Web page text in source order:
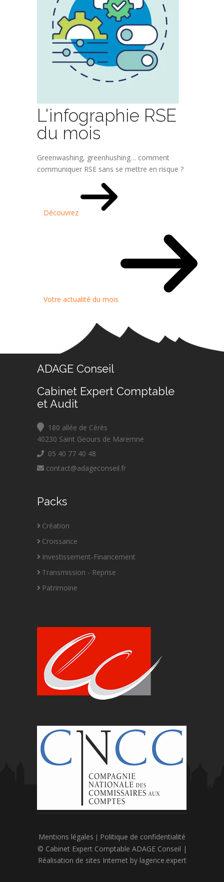
L'infographie RSE
du mois
Greenwashing, greenhushing… comment
communiquer RSE sans se mettre en risque ?
Découvrez
Votre actualité du mois
ADAGE Conseil
Cabinet Expert Comptable
et Audit
180 allée de Cérès
40230 Saint Geours de Maremne
05 40 77 40 48
contact@adageconseil.fr
Packs
Création
Croissance
Investissement-Financement
Transmission - Reprise
Patrimoine
Mentions légales | Politique de confidentialité
© Cabinet Expert Comptable ADAGE Conseil |
Réalisation de sites Internet by lagence.expert